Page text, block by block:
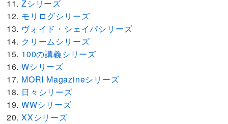
Zシリーズ
モリログシリーズ
ヴォイド・シェイパシリーズ
クリームシリーズ
100の講義シリーズ
Wシリーズ
MORI Magazineシリーズ
日々シリーズ
WWシリーズ
XXシリーズ